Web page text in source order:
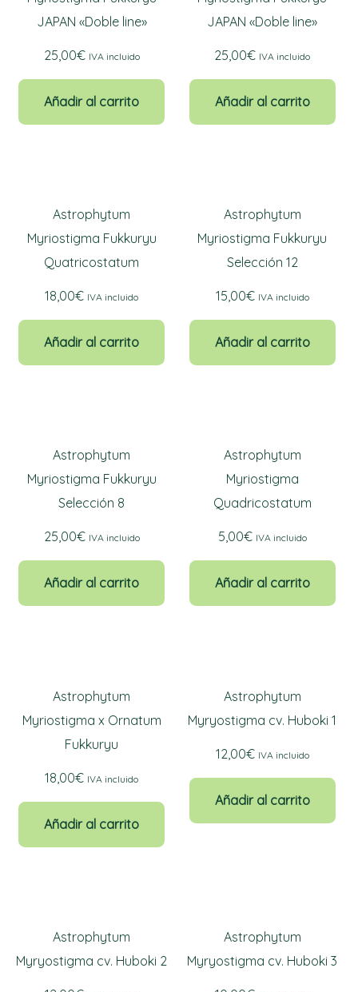
JAPAN «Doble line»
25,00€ IVA incluido
Añadir al carrito
JAPAN «Doble line»
25,00€ IVA incluido
Añadir al carrito
Astrophytum
Myriostigma Fukkuryu
Quatricostatum
18,00€ IVA incluido
Añadir al carrito
Astrophytum
Myriostigma Fukkuryu
Selección 12
15,00€ IVA incluido
Añadir al carrito
Astrophytum
Myriostigma Fukkuryu
Selección 8
25,00€ IVA incluido
Añadir al carrito
Astrophytum
Myriostigma
Quadricostatum
5,00€ IVA incluido
Añadir al carrito
Astrophytum
Myriostigma x Ornatum
Fukkuryu
18,00€ IVA incluido
Añadir al carrito
Astrophytum
Myryostigma cv. Huboki 1
12,00€ IVA incluido
Añadir al carrito
Astrophytum
Myryostigma cv. Huboki 2
Astrophytum
Myryostigma cv. Huboki 3